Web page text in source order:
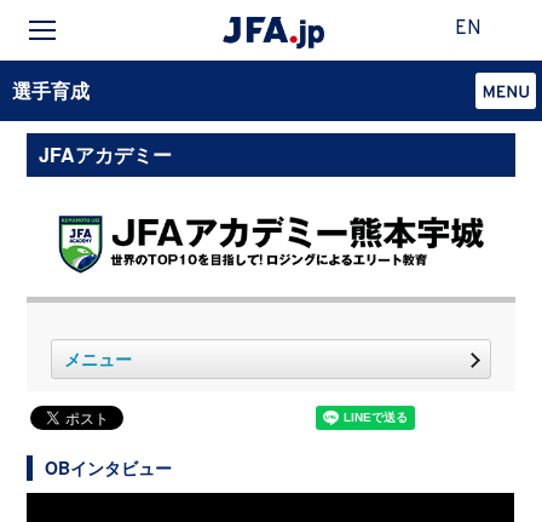
EN
選手育成
JFAアカデミー
メニュー
OBインタビュー